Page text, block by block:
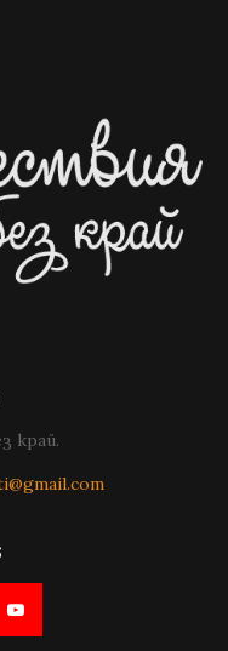
край.